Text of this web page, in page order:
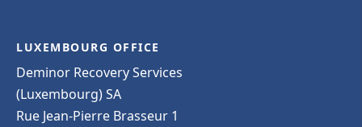
LUXEMBOURG OFFICE
Deminor Recovery Services
(Luxembourg) SA
Rue Jean-Pierre Brasseur 1